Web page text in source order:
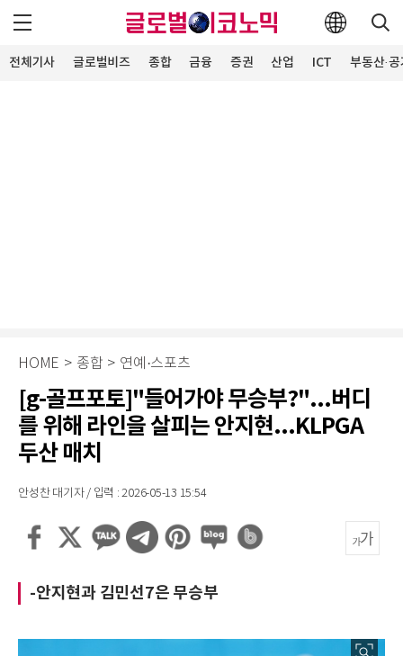
전체기사 글로벌비즈 종합 금융 증권 산업 ICT 부동산·
HOME > 종합 > 연예·스포츠
[g-골프포토]"들어가야 무승부?"...버디
를 위해 라인을 살피는 안지현...KLPGA
두산 매치
안성찬 대기자 / 입력 : 2026-05-13 15:54
-안지현과 김민선7은 무승부